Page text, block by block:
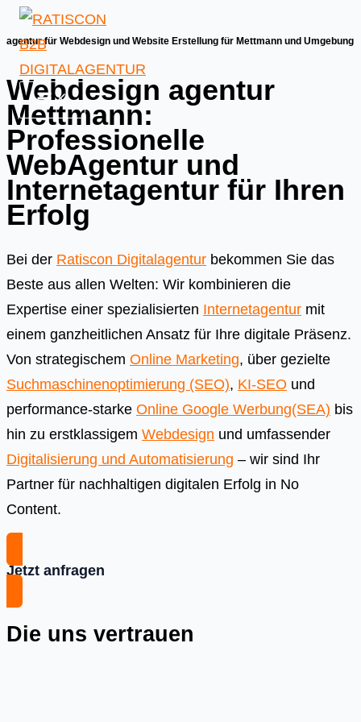
Skip
to
content
agentur für Webdesign und Website Erstellung für Mettmann und Umgebung
Webdesign agentur
Mettmann:
Professionelle
WebAgentur und
Internetagentur für Ihren
Erfolg
Bei der Ratiscon Digitalagentur bekommen Sie das
Beste aus allen Welten: Wir kombinieren die
Expertise einer spezialisierten Internetagentur mit
einem ganzheitlichen Ansatz für Ihre digitale Präsenz.
Von strategischem Online Marketing, über gezielte
Suchmaschinenoptimierung (SEO), KI-SEO und
performance-starke Online Google Werbung(SEA) bis
hin zu erstklassigem Webdesign und umfassender
Digitalisierung und Automatisierung – wir sind Ihr
Partner für nachhaltigen digitalen Erfolg in No
Content.
Jetzt anfragen
Die uns vertrauen